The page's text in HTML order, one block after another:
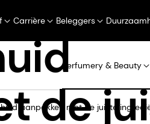
Carrière Beleggers
Perfumery & Beauty
aanpakken met de juiste
de